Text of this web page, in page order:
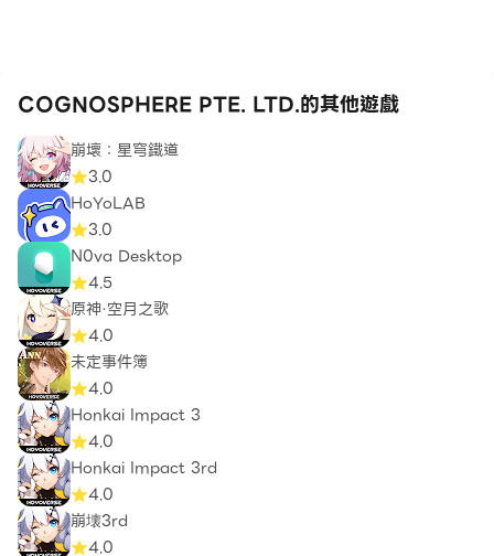
COGNOSPHERE PTE. LTD.的其他遊戲
崩壞：星穹鐵道
3.0
HoYoLAB
3.0
N0va Desktop
4.5
原神·空月之歌
4.0
未定事件簿
4.0
Honkai Impact 3
4.0
Honkai Impact 3rd
4.0
崩壊3rd
4.0